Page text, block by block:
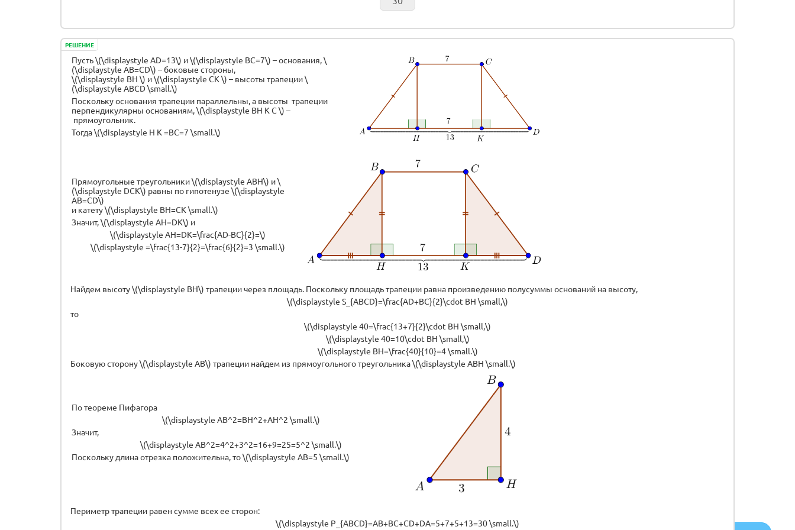
РЕШЕНИЕ
Пусть \(\displaystyle AD=13\) и \(\displaystyle BC=7\) – основания, \
(\displaystyle AB=CD\) – боковые стороны,
\(\displaystyle BH \) и \(\displaystyle CK \) – высоты трапеции \
(\displaystyle ABCD \small.\)
Поскольку основания трапеции параллельны, а высоты трапеции
перпендикулярны основаниям, \(\displaystyle BH K C \) –
прямоугольник.
Тогда \(\displaystyle H K =BC=7 \small.\)
Прямоугольные треугольники \(\displaystyle ABH\) и \
(\displaystyle DCK\) равны по гипотенузе \(\displaystyle
AB=CD\)
и катету \(\displaystyle BH=CK \small.\)
Значит, \(\displaystyle AH=DK\) и
\(\displaystyle AH=DK=\frac{AD-BC}{2}=\)
\(\displaystyle =\frac{13-7}{2}=\frac{6}{2}=3 \small.\)
Найдем высоту \(\displaystyle BH\) трапеции через площадь. Поскольку площадь трапеции равна произведению полусуммы оснований на высоту,
\(\displaystyle S_{ABCD}=\frac{AD+BC}{2}\cdot BH \small,\)
то
\(\displaystyle 40=\frac{13+7}{2}\cdot BH \small,\)
\(\displaystyle 40=10\cdot BH \small,\)
\(\displaystyle BH=\frac{40}{10}=4 \small.\)
Боковую сторону \(\displaystyle AB\) трапеции найдем из прямоугольного треугольника \(\displaystyle ABH \small.\)
По теореме Пифагора
\(\displaystyle AB^2=BH^2+AH^2 \small.\)
Значит,
\(\displaystyle AB^2=4^2+3^2=16+9=25=5^2 \small.\)
Поскольку длина отрезка положительна, то \(\displaystyle AB=5 \small.\)
Периметр трапеции равен сумме всех ее сторон:
\(\displaystyle P_{ABCD}=AB+BC+CD+DA=5+7+5+13=30 \small.\)